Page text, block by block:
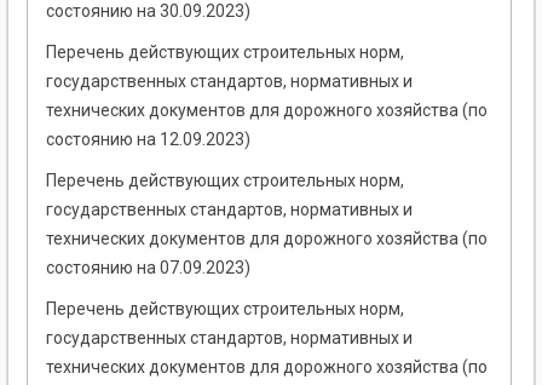
состоянию на 30.09.2023)
Перечень действующих строительных норм,
государственных стандартов, нормативных и
технических документов для дорожного хозяйства (по
состоянию на 12.09.2023)
Перечень действующих строительных норм,
государственных стандартов, нормативных и
технических документов для дорожного хозяйства (по
состоянию на 07.09.2023)
Перечень действующих строительных норм,
государственных стандартов, нормативных и
технических документов для дорожного хозяйства (по